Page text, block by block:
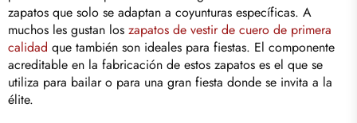
zapatos que solo se adaptan a coyunturas específicas. A
muchos les gustan los zapatos de vestir de cuero de primera
calidad que también son ideales para fiestas. El componente
acreditable en la fabricación de estos zapatos es el que se
utiliza para bailar o para una gran fiesta donde se invita a la
élite.